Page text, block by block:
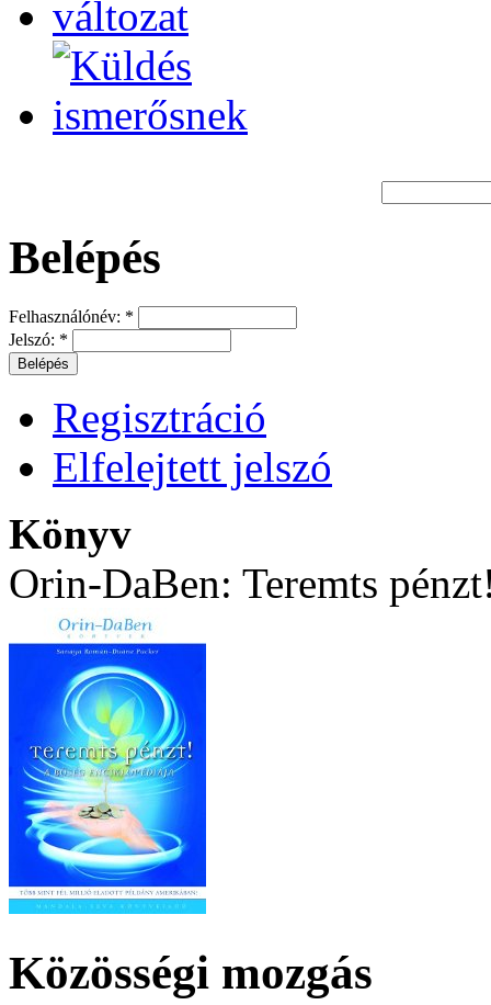
Belépés
Felhasználónév: *
Jelszó: *
Regisztráció
Elfelejtett jelszó
Könyv
Orin-DaBen: Teremts
Közösségi mozgás